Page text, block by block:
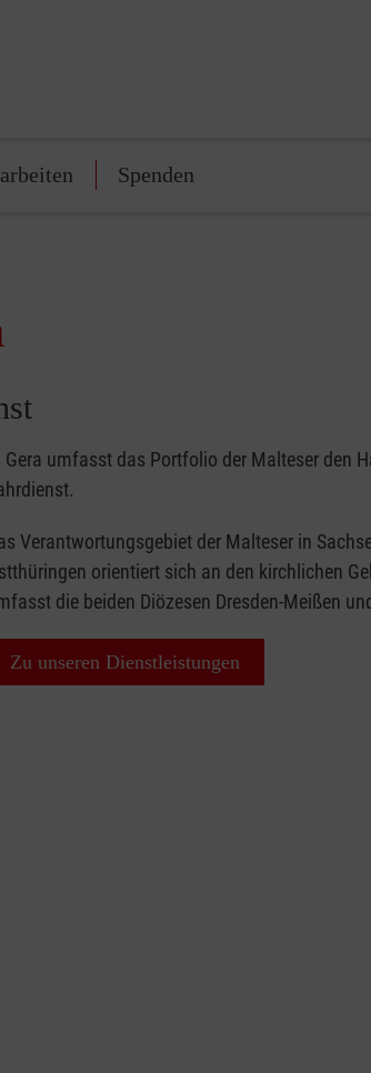
Spenden
Gera umfasst das Portfolio der Malteser den
Verantwortungsgebiet der Malteser in
orientiert sich an den kirchlichen
die beiden Diözesen Dresden-Meißen
Zu unseren Dienstleistungen